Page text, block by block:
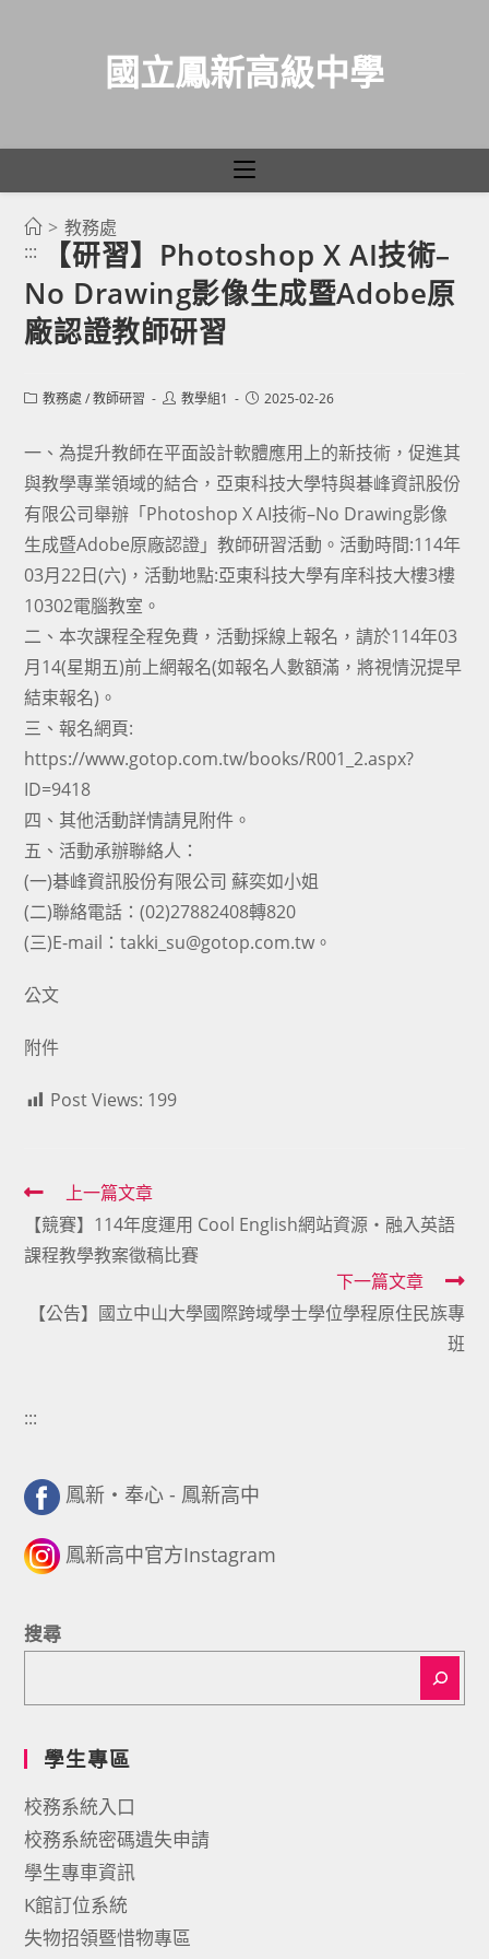
國立鳳新高級中學
> 教務處
:::
【研習】Photoshop X AI技術–
No Drawing影像生成暨Adobe原
廠認證教師研習
Post教務處 / 教師研習
Post教學組1
Post2025-02-26
一、為提升教師在平面設計軟體應用上的新技術，促進其
與教學專業領域的結合，亞東科技大學特與碁峰資訊股份
有限公司舉辦「Photoshop X AI技術–No Drawing影像
生成暨Adobe原廠認證」教師研習活動。活動時間:114年
03月22日(六)，活動地點:亞東科技大學有庠科技大樓3樓
10302電腦教室。
二、本次課程全程免費，活動採線上報名，請於114年03
月14(星期五)前上網報名(如報名人數額滿，將視情況提早
結束報名)。
三、報名網頁:
https://www.gotop.com.tw/books/R001_2.aspx?
ID=9418
四、其他活動詳情請見附件。
五、活動承辦聯絡人：
(一)碁峰資訊股份有限公司 蘇奕如小姐
(二)聯絡電話：(02)27882408轉820
(三)E-mail：takki_su@gotop.com.tw。
公文
附件
Post Views: 199
Read
more
articles
上一篇文章
【競賽】114年度運用 Cool English網站資源‧融入英語
課程教學教案徵稿比賽
下一篇文章
【公告】國立中山大學國際跨域學士學位學程原住民族專
班
:::
鳳新・奉心 - 鳳新高中
鳳新高中官方Instagram
搜尋
學生專區
校務系統入口
校務系統密碼遺失申請
學生專車資訊
K館訂位系統
失物招領暨惜物專區